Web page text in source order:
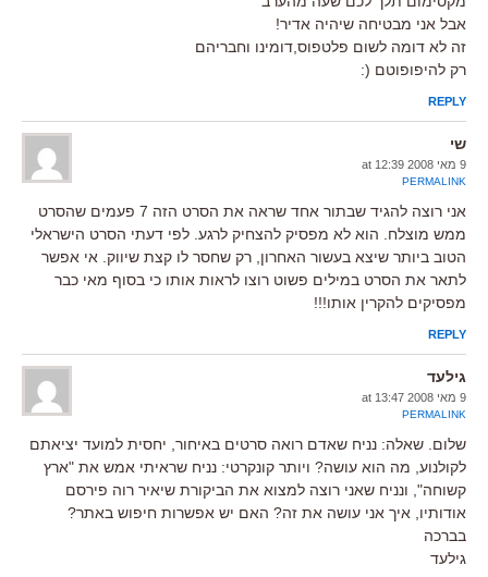
אבל אני מבטיחה שיהיה אדיר!
זה לא דומה לשום פלטפוס,דומינו וחבריהם
רק להיפופוטם (:
REPLY
שי
9 מאי 2008 at 12:39
PERMALINK
אני רוצה להגיד שבתור אחד שראה את הסרט הזה 7 פעמים שהסרט
ממש מוצלח. הוא לא מפסיק להצחיק לרגע. לפי דעתי הסרט הישראלי
הטוב ביותר שיצא בעשור האחרון, רק שחסר לו קצת שיווק. אי אפשר
לתאר את הסרט במילים פשוט רוצו לראות אותו כי בסוף מאי כבר
מפסיקים להקרין אותו!!!
REPLY
גילעד
9 מאי 2008 at 13:47
PERMALINK
שלום. שאלה: נניח שאדם רואה סרטים באיחור, יחסית למועד יציאתם
לקולנוע, מה הוא עושה? ויותר קונקרטי: נניח שראיתי אמש את "ארץ
קשוחה", ונניח שאני רוצה למצוא את הביקורת שיאיר רוה פירסם
אודותיו, איך אני עושה את זה? האם יש אפשרות חיפוש באתר?
בברכה
גילעד